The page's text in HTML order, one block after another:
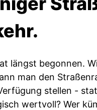
längst begonnen.
man den
stellen -
wertvoll? Wer